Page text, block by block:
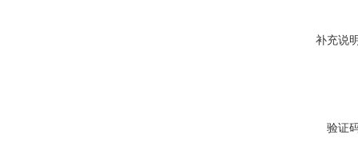
补充说
验证